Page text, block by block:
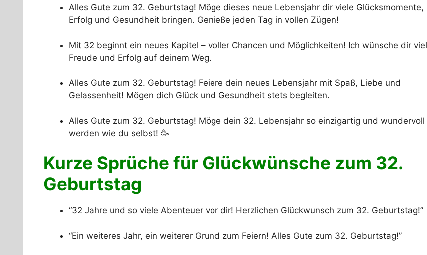
Alles Gute zum 32. Geburtstag! Möge dieses neue Lebensjahr dir viele Glücksmomente,
Erfolg und Gesundheit bringen. Genieße jeden Tag in vollen Zügen!
Mit 32 beginnt ein neues Kapitel – voller Chancen und Möglichkeiten! Ich wünsche dir viel
Freude und Erfolg auf deinem Weg.
Alles Gute zum 32. Geburtstag! Feiere dein neues Lebensjahr mit Spaß, Liebe und
Gelassenheit! Mögen dich Glück und Gesundheit stets begleiten.
Alles Gute zum 32. Geburtstag! Möge dein 32. Lebensjahr so einzigartig und wundervoll
werden wie du selbst! 🥳
Kurze Sprüche für Glückwünsche zum 32.
Geburtstag
“32 Jahre und so viele Abenteuer vor dir! Herzlichen Glückwunsch zum 32. Geburtstag!”
“Ein weiteres Jahr, ein weiterer Grund zum Feiern! Alles Gute zum 32. Geburtstag!”